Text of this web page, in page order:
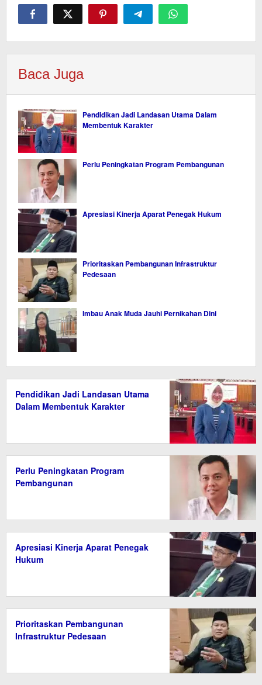
Baca Juga
Pendidikan Jadi Landasan Utama Dalam
Membentuk Karakter
Perlu Peningkatan Program Pembangunan
Apresiasi Kinerja Aparat Penegak Hukum
Prioritaskan Pembangunan Infrastruktur
Pedesaan
Imbau Anak Muda Jauhi Pernikahan Dini
Pendidikan Jadi Landasan Utama
Dalam Membentuk Karakter
Perlu Peningkatan Program
Pembangunan
Apresiasi Kinerja Aparat Penegak
Hukum
Prioritaskan Pembangunan
Infrastruktur Pedesaan